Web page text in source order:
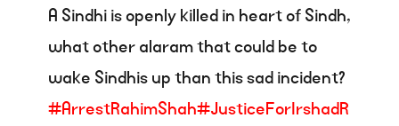
A Sindhi is openly killed in heart of Sindh,
what other alaram that could be to
wake Sindhis up than this sad incident?
#ArrestRahimShah#JusticeForIrshadR